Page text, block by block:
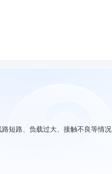
短路、负载过大、接触不良等情况